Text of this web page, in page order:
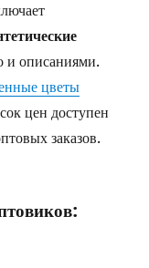
и описаниями.
цветы
цен доступен
заказов.